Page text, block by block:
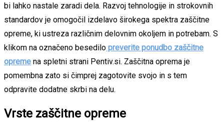
bi lahko nastale zaradi dela. Razvoj tehnologije in strokovnih
standardov je omogočil izdelavo širokega spektra zaščitne
opreme, ki ustreza različnim delovnim okoljem in potrebam. S
klikom na označeno besedilo preverite ponudbo zaščitne
opreme na spletni strani Pentiv.si. Zaščitna oprema je
pomembna zato si čimprej zagotovite svojo in s tem
odpravite dodatne skrbi na delu.
Vrste zaščitne opreme